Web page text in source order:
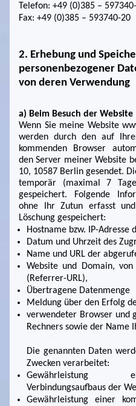
Telefon: +49 (0)385 –
Fax: +49 (0)385 – 593740-20
2. Erhebung und
personenbezogener
von deren Verwendung
a) Beim Besuch der Website
Wenn Sie meine Website
werden durch den auf
kommenden Browser
den Server meiner Website
10, 10587 Berlin gesendet.
temporär (maximal 7
gespeichert. Folgende
ohne Ihr Zutun erfasst
Löschung gespeichert:
Hostname bzw. IP-Adresse
Datum und Uhrzeit des
Name und URL der
Website und Domain,
(Referrer-URL),
Übertragene Datenmenge
Meldung über den Erfolg
verwendeter Browser und
Rechners sowie der Name
Die genannten Daten
Zwecken verarbeitet:
Gewährleistung
Verbindungsaufbaus der
Gewährleistung einer